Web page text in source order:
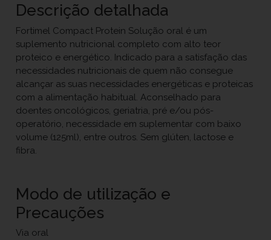
Descrição detalhada
Fortimel Compact Protein Solução oral é um
suplemento nutricional completo com alto teor
proteico e energético. Indicado para a satisfação das
necessidades nutricionais de quem não consegue
alcançar as suas necessidades energéticas e proteicas
com a alimentação habitual. Aconselhado para
doentes oncológicos, geriatria, pré e/ou pós-
operatório, necessidade em suplementar com baixo
volume (125ml), entre outros. Sem glúten, lactose e
fibra.
Modo de utilização e
Precauções
Via oral